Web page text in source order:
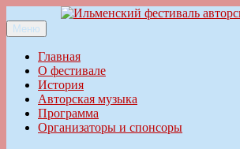
к
содержимому
Ильменский фестиваль авторской песни
Меню
Главная
О фестивале
История
Авторская музыка
Программа
Организаторы и спонсоры